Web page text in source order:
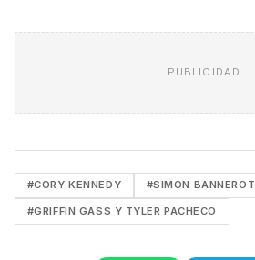
PUBLICIDAD
#CORY KENNEDY #SIMON BANNEROT
#GRIFFIN GASS Y TYLER PACHECO